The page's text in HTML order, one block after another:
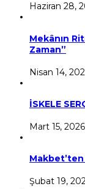
Haziran 28,
Mekânın
Zaman”
Nisan 14,
İSKELE
Mart 15, 2026
Şubat 19,